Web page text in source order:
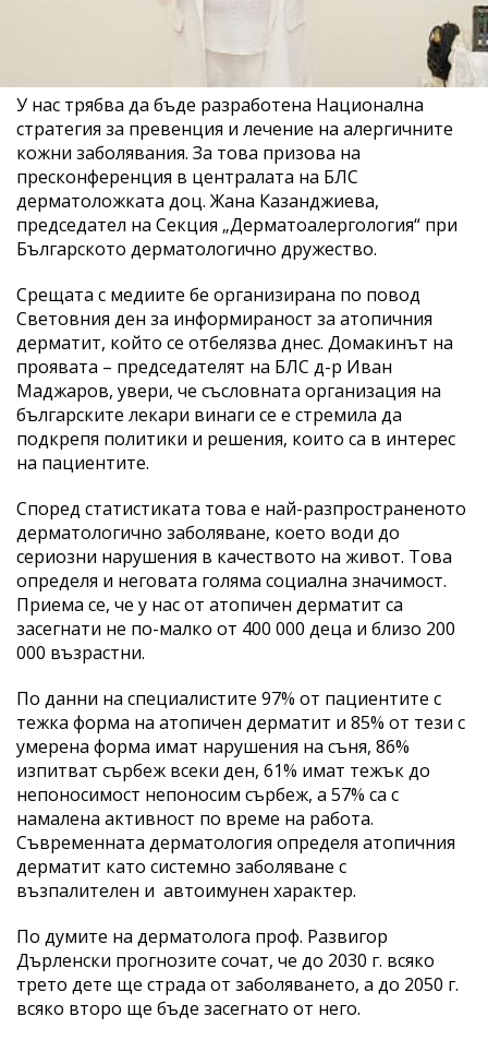
У нас трябва да бъде разработена Национална
стратегия за превенция и лечение на алергичните
кожни заболявания. За това призова на
пресконференция в централата на БЛС
дерматоложката доц. Жана Казанджиева,
председател на Секция „Дерматоалергология“ при
Българското дерматологично дружество.
Срещата с медиите бе организирана по повод
Световния ден за информираност за атопичния
дерматит, който се отбелязва днес. Домакинът на
проявата – председателят на БЛС д-р Иван
Маджаров, увери, че съсловната организация на
българските лекари винаги се е стремила да
подкрепя политики и решения, които са в интерес
на пациентите.
Според статистиката това е най-разпространеното
дерматологично заболяване, което води до
сериозни нарушения в качеството на живот. Това
определя и неговата голяма социална значимост.
Приема се, че у нас от атопичен дерматит са
засегнати не по-малко от 400 000 деца и близо 200
000 възрастни.
По данни на специалистите 97% от пациентите с
тежка форма на атопичен дерматит и 85% от тези с
умерена форма имат нарушения на съня, 86%
изпитват сърбеж всеки ден, 61% имат тежък до
непоносимост непоносим сърбеж, а 57% са с
намалена активност по време на работа.
Съвременната дерматология определя атопичния
дерматит като системно заболяване с
възпалителен и автоимунен характер.
По думите на дерматолога проф. Развигор
Дърленски прогнозите сочат, че до 2030 г. всяко
трето дете ще страда от заболяването, а до 2050 г.
всяко второ ще бъде засегнато от него.